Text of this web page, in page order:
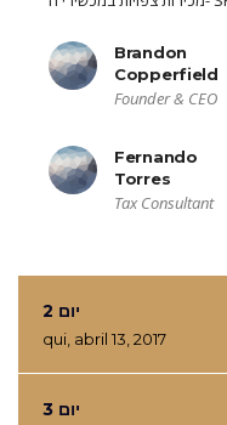
Brandon
Copperfield
Founder & CEO
Fernando
Torres
Tax Consultant
יום 2
qui, abril 13, 2017
יום 3